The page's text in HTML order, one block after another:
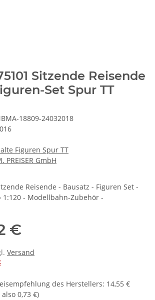
Sitzende Reisende
Set Spur TT
18809-24032018
Figuren Spur TT
PREISER GmbH
Reisende - Bausatz - Figuren Set -
1:120 - Modellbahn-Zubehör -
€
Versand
des Herstellers: 14,55 €
also 0,73 €)